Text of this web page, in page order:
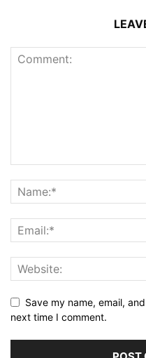
Save my name, email,
next time I comment.